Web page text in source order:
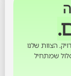
הצוות שלנו
שמתחיל